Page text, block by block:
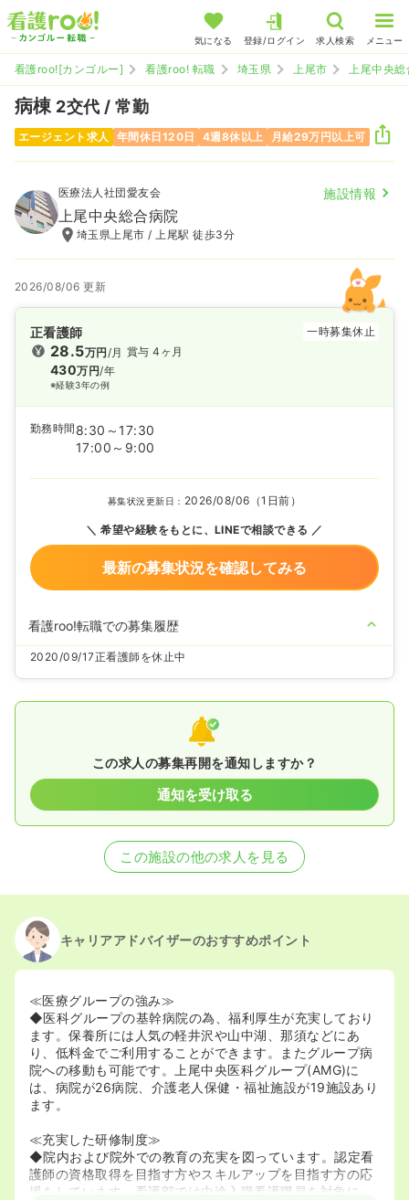
気になる 登録/ログイン 求人検索 メニュー
看護roo![カンゴルー] 看護roo! 転職 埼玉県 上尾市 上尾中央総
病棟 2交代 / 常勤
エージェント求人 年間休日120日 4週8休以上 月給29万円以上可
医療法人社団愛友会 施設情報
上尾中央総合病院
埼玉県上尾市 / 上尾駅 徒歩3分
2026/08/06 更新
正看護師 一時募集休止
28.5万円/月
430万円/年
※経験3年の例
賞与 4ヶ月
勤務時間 8:30～17:30
17:00～9:00
募集状況更新日： 2026/08/06（1日前）
希望や経験をもとに、LINEで相談できる
最新の募集状況を確認してみる
看護roo!転職での募集履歴
2020/09/17正看護師を休止中
この求人の募集再開を通知しますか？
通知を受け取る
この施設の他の求人を見る
キャリアアドバイザーのおすすめポイント
≪医療グループの強み≫
◆医科グループの基幹病院の為、福利厚生が充実しており
ます。保養所には人気の軽井沢や山中湖、那須などにあ
り、低料金でご利用することができます。またグループ病
院への移動も可能です。上尾中央医科グループ(AMG)に
は、病院が26病院、介護老人保健・福祉施設が19施設あり
ます。
≪充実した研修制度≫
◆院内および院外での教育の充実を図っています。認定看
護師の資格取得を目指す方やスキルアップを目指す方の応
援をしています。看護部では中途入職看護職員を対象に、